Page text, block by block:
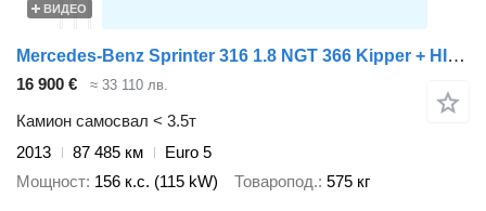
ВИДЕО
Mercedes-Benz Sprinter 316 1.8 NGT 366 Kipper + HIAB Kraan Kran Crane
16 900 € ≈ 33 110 лв.
Камион самосвал < 3.5т
2013
87 485 км
Euro 5
Мощност 156 к.с. (115 kW) Товаропод. 575 кг